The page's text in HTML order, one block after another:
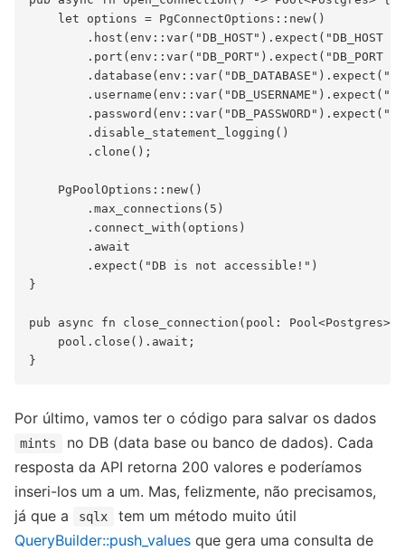
    let options = PgConnectOptions::new()
.host(env::var("DB_HOST").expect("DB_HOST
.port(env::var("DB_PORT").expect("DB_PORT
        .disable_statement_logging()
        .clone();
    PgPoolOptions::new()
        .max_connections(5)
        .connect_with(options)
        .await
        .expect("DB is not accessible!")
}
pub async fn close_connection(pool: Pool<Postgres>)
    pool.close().await;
Por último, vamos ter o código para salvar os dados
mints
no DB (data base ou banco de dados). Cada
resposta da API retorna 200 valores e poderíamos
inseri-los um a um. Mas, felizmente, não precisamos,
já que a
sqlx
tem um método muito útil
QueryBuilder::push_values que gera uma consulta de